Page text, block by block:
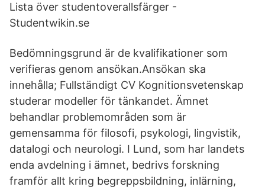
Lista över studentoverallsfärger -
Studentwikin.se
Bedömningsgrund är de kvalifikationer som
verifieras genom ansökan.Ansökan ska
innehålla; Fullständigt CV Kognitionsvetenskap
studerar modeller för tänkandet. Ämnet
behandlar problemområden som är
gemensamma för filosofi, psykologi, lingvistik,
datalogi och neurologi. I Lund, som har landets
enda avdelning i ämnet, bedrivs forskning
framför allt kring begreppsbildning, inlärning,